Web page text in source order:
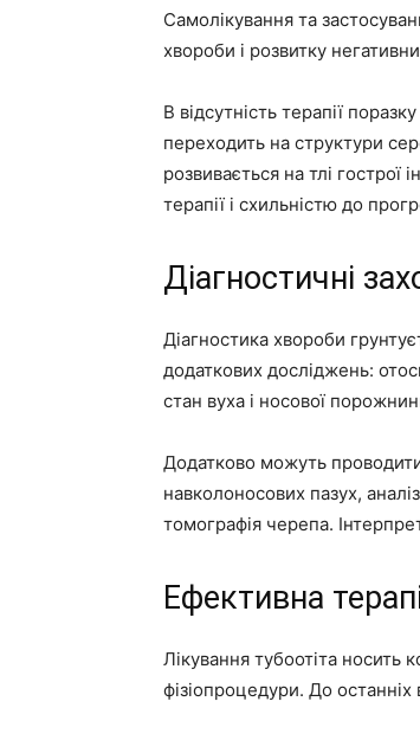
Самолікування та
хвороби і розвитку
В відсутність терапії
переходить на структури
розвивається на тлі гострої
терапії і схильністю до
Діагностичні
Діагностика хвороби
додаткових досліджень:
стан вуха і носової
Додатково можуть
навколоносових пазух,
томографія черепа.
Ефективна
Лікування тубоотіта носить
фізіопроцедури. До останніх